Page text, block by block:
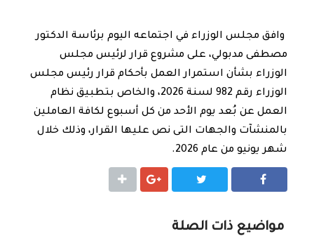
وافق مجلس الوزراء في اجتماعه اليوم برئاسة الدكتور
مصطفى مدبولي، على مشروع قرار لرئيس مجلس
الوزراء بشأن استمرار العمل بأحكام قرار رئيس مجلس
الوزراء رقم 982 لسنة 2026، والخاص بتطبيق نظام
العمل عن بُعد يوم الأحد من كل أسبوع لكافة العاملين
بالمنشآت والجهات التى نص عليها القرار، وذلك خلال
شهر يونيو من عام 2026.
مواضيع ذات الصلة